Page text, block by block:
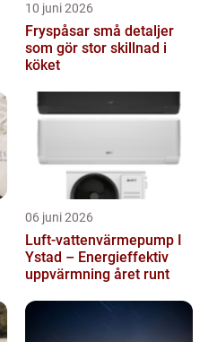
10 juni 2026
Fryspåsar små detaljer
som gör stor skillnad i
köket
06 juni 2026
Luft-vattenvärmepump I
Ystad – Energieffektiv
uppvärmning året runt